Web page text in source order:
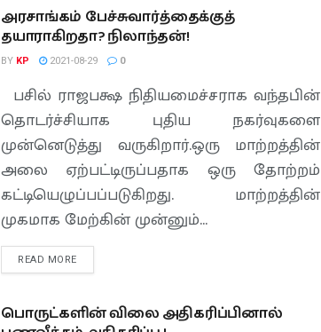
அரசாங்கம் பேச்சுவார்த்தைக்குத்
தயாராகிறதா? நிலாந்தன்!
BY KP 2021-08-29 0
பசில் ராஜபக்ஷ நிதியமைச்சராக வந்தபின்
தொடர்ச்சியாக புதிய நகர்வுகளை
முன்னெடுத்து வருகிறார்.ஒரு மாற்றத்தின்
அலை ஏற்பட்டிருப்பதாக ஒரு தோற்றம்
கட்டியெழுப்பப்படுகிறது. மாற்றத்தின்
முகமாக மேற்கின் முன்னும்...
READ MORE
பொருட்களின் விலை அதிகரிப்பினால்